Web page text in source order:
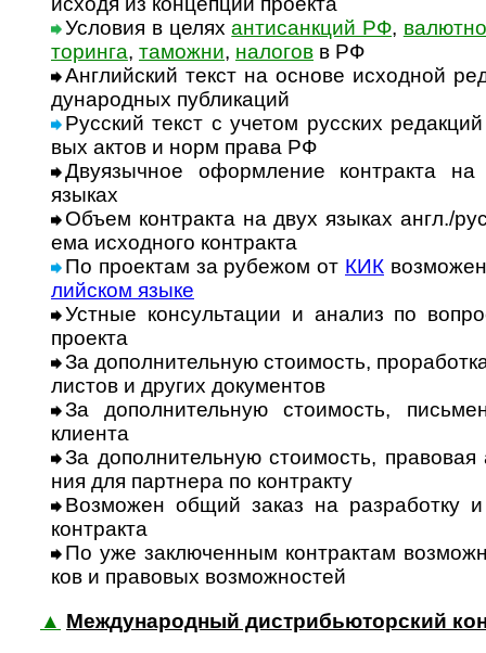
Условия в целяхантисанкций РФ,
то­ри­нга, тамо­жни, нало­гов в РФ
Английский текст на основе исходной
ду­на­род­ных пуб­ли­каций
Русский текст с учетом русских
вых актов и норм права РФ
Двуязычное оформление контракта
языках
Объем контракта на двух языках англ./
ема исход­ного конт­ракта
По проектам за рубежом от КИК
лий­ском языке
Устные консультации и анализ по
про­екта
За дополнительную стоимость,
лис­тов и дру­гих доку­мен­тов
За дополнительную стоимость,
клиента
За дополнительную стоимость,
ния для парт­нера по конт­ракту
Возможен общий заказ на разработку
конт­ракта
По уже заключенным контрактам
ков и пра­во­вых воз­мож­ностей
▲ Международный дистрибьюторский